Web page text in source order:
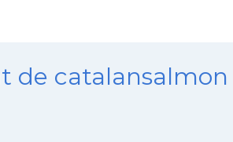
de catalansalmon